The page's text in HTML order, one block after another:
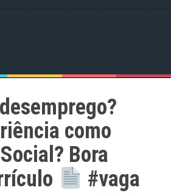
como
Bora
#vaga